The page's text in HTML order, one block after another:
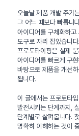
오늘날 제품 개발 주기
그 어느 때보다 빠릅니
아이디어를 구체화하
도구로 자리 잡았습니
프로토타이핑은 실제
아이디어를 빠르게 구
바탕으로 제품을 개선
됩니다.
이 글에서는 프로토타
발전시키는 단계까지,
단계별로 살펴봅니다.
명확히 이해하는 것이